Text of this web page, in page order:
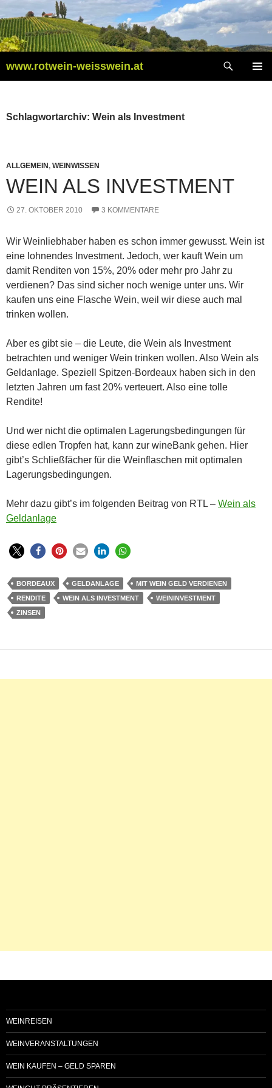
Inhalt
springen
www.rotwein-weisswein.at
Schlagwortarchiv: Wein als Investment
ALLGEMEIN , WEINWISSEN
WEIN ALS INVESTMENT
27. OKTOBER 2010 3 KOMMENTARE
Wir Weinliebhaber haben es schon immer gewusst. Wein ist
eine lohnendes Investment. Jedoch, wer kauft Wein um
damit Renditen von 15%, 20% oder mehr pro Jahr zu
verdienen? Das sind sicher noch wenige unter uns. Wir
kaufen uns eine Flasche Wein, weil wir diese auch mal
trinken wollen.
Aber es gibt sie – die Leute, die Wein als Investment
betrachten und weniger Wein trinken wollen. Also Wein als
Geldanlage. Speziell Spitzen-Bordeaux haben sich in den
letzten Jahren um fast 20% verteuert. Also eine tolle
Rendite!
Und wer nicht die optimalen Lagerungsbedingungen für
diese edlen Tropfen hat, kann zur wineBank gehen. Hier
gibt’s Schließfächer für die Weinflaschen mit optimalen
Lagerungsbedingungen.
Mehr dazu gibt’s im folgenden Beitrag von RTL – Wein als
Geldanlage
BORDEAUX GELDANLAGE
MIT WEIN GELD VERDIENEN
RENDITE
WEIN ALS INVESTMENT
WEININVESTMENT
ZINSEN
WEINREISEN
WEINVERANSTALTUNGEN
WEIN KAUFEN – GELD SPAREN